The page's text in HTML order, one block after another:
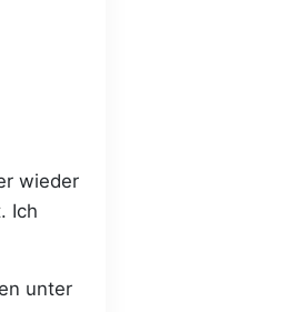
wieder
Ich
unter